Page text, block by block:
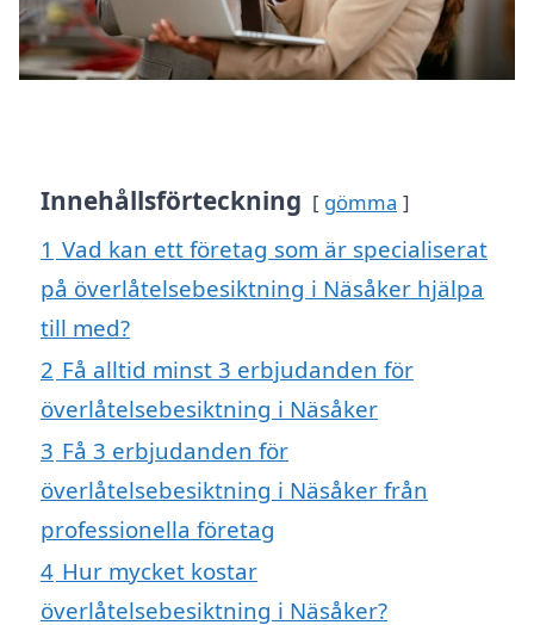
Innehållsförteckning gömma
1 Vad kan ett företag som är specialiserat
på överlåtelsebesiktning i Näsåker hjälpa
till med?
2 Få alltid minst 3 erbjudanden för
överlåtelsebesiktning i Näsåker
3 Få 3 erbjudanden för
överlåtelsebesiktning i Näsåker från
professionella företag
4 Hur mycket kostar
överlåtelsebesiktning i Näsåker?